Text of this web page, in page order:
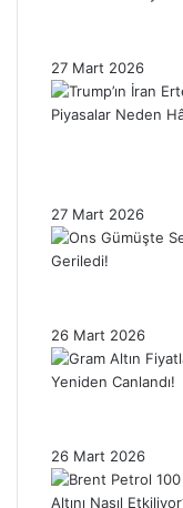
27 Mart 2026
27 Mart 2026
26 Mart 2026
26 Mart 2026